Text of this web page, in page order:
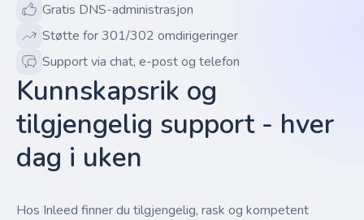
Gratis DNS-administrasjon
Støtte for 301/302 omdirigeringer
Support via chat, e-post og telefon
Kunnskapsrik og
tilgjengelig support - hver
dag i uken
Hos Inleed finner du tilgjengelig, rask og kompetent